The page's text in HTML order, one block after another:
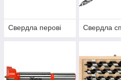
Свердла перові Свердла